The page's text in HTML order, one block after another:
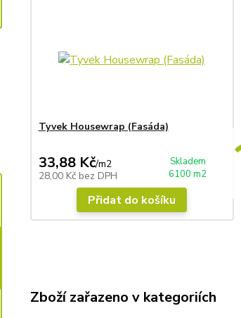
Tyvek Housewrap (Fasáda)
33,88 Kč/m2
28,00 Kč bez DPH
Skladem
6100 m2
Přidat do košíku
Zboží zařazeno v kategoriích